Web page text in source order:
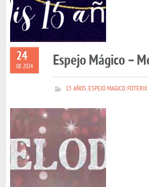
24
08 2024 Espejo Mágico –
15 AÑOS,ESPEJO MAGICO,FOTERIX